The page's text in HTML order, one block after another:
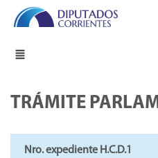
TRÁMITE
Nro. expediente H.C.D.1